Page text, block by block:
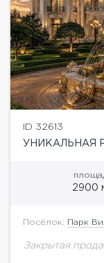
ID 32613
УНИКАЛЬНАЯ
2900
Посёлок: Парк
Закрытая